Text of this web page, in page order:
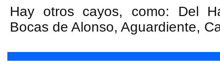
Hay otros cayos, como: Del
Bocas de Alonso, Aguardiente,